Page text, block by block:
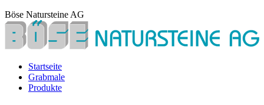
Böse Natursteine AG
Startseite
Grabmale
Produkte